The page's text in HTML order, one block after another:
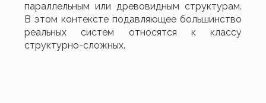
параллельным или древовидным структурам.
В этом контексте подавляющее большинство
реальных систем относятся к классу
структурно-сложных.